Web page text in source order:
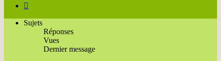
Sujets
Réponses
Vues
Dernier message